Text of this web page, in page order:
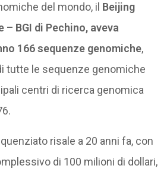
del mondo, il Beijing
BGI di Pechino, aveva
166 sequenze genomiche,
tutte le sequenze genomiche
centri di ricerca genomica
risale a 20 anni fa, con
di 100 milioni di dollari,